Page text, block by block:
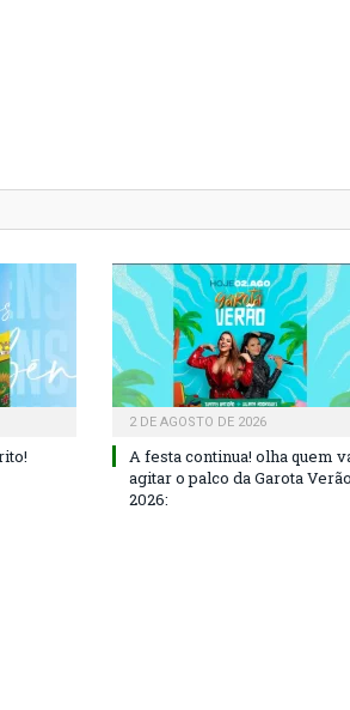
2 DE AGOSTO DE 2026
A festa continua! olha quem
agitar o palco da Garota Verão
2026: